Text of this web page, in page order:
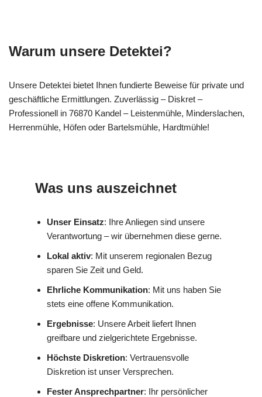
Warum unsere Detektei?
Unsere Detektei bietet Ihnen fundierte Beweise für private und
geschäftliche Ermittlungen. Zuverlässig – Diskret –
Professionell in 76870 Kandel – Leistenmühle, Minderslachen,
Herrenmühle, Höfen oder Bartelsmühle, Hardtmühle!
Was uns auszeichnet
Unser Einsatz: Ihre Anliegen sind unsere
Verantwortung – wir übernehmen diese gerne.
Lokal aktiv: Mit unserem regionalen Bezug
sparen Sie Zeit und Geld.
Ehrliche Kommunikation: Mit uns haben Sie
stets eine offene Kommunikation.
Ergebnisse: Unsere Arbeit liefert Ihnen
greifbare und zielgerichtete Ergebnisse.
Höchste Diskretion: Vertrauensvolle
Diskretion ist unser Versprechen.
Fester Ansprechpartner: Ihr persönlicher